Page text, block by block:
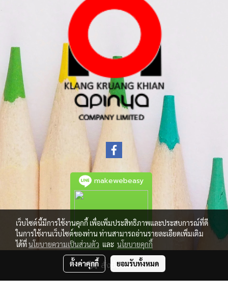
สั่งซื้อสินค้า
makewebeasy
เว็บไซต์นี้มีการใช้งานคุกกี้ เพื่อเพิ่มประสิทธิภาพและประสบการณ์ที่ดี
ในการใช้งานเว็บไซต์ของท่าน ท่านสามารถอ่านรายละเอียดเพิ่มเติม
ได้ที่นโยบายความเป็นส่วนตัว และ นโยบายคุกกี้
ตั้งค่าคุกกี้ ยอมรับทั้งหมด